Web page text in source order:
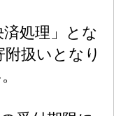
処理」とな
扱いとなり